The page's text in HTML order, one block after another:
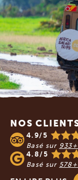
Footer
NOS
4.9/5
Basé sur
4.8/5
Basé sur